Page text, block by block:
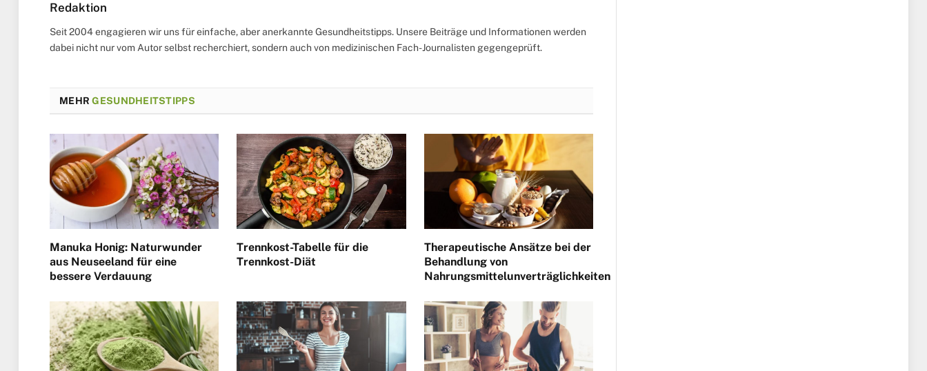
Redaktion
Seit 2004 engagieren wir uns für einfache, aber anerkannte Gesundheitstipps. Unsere Beiträge und Informationen werden
dabei nicht nur vom Autor selbst recherchiert, sondern auch von medizinischen Fach-Journalisten gegengeprüft.
MEHRGESUNDHEITSTIPPS
Manuka Honig: Naturwunder
aus Neuseeland für eine
bessere Verdauung
Trennkost-Tabelle für die
Trennkost-Diät
Therapeutische Ansätze bei der
Behandlung von
Nahrungsmittelunverträglichkeiten